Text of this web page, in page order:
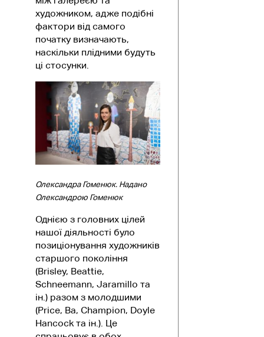
художником, адже подібні
фактори від самого
початку визначають,
наскільки плідними будуть
ці стосунки.
Олександра Гоменюк. Надано
Олександрою Гоменюк
Однією з головних цілей
нашої діяльності було
позиціонування художників
старшого покоління
(Brisley, Beattie,
Schneemann, Jaramillo та
ін.) разом з молодшими
(Price, Ba, Champion, Doyle
Hancock та ін.). Це